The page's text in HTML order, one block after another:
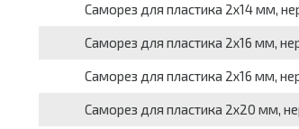
Саморез для пластика 2х14 мм,
Саморез для пластика 2х16 мм,
Саморез для пластика 2х16 мм,
Саморез для пластика 2х20 мм,